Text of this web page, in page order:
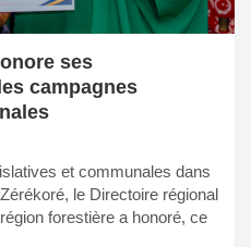
ses
campagnes
et communales dans
le Directoire régional
forestière a honoré, ce